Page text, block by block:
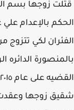
قتلت زوجها بسم
الحكم بالإعدام
الفئران لكي
بالمنصورة الدائره
شقيق زوجها وعقدت